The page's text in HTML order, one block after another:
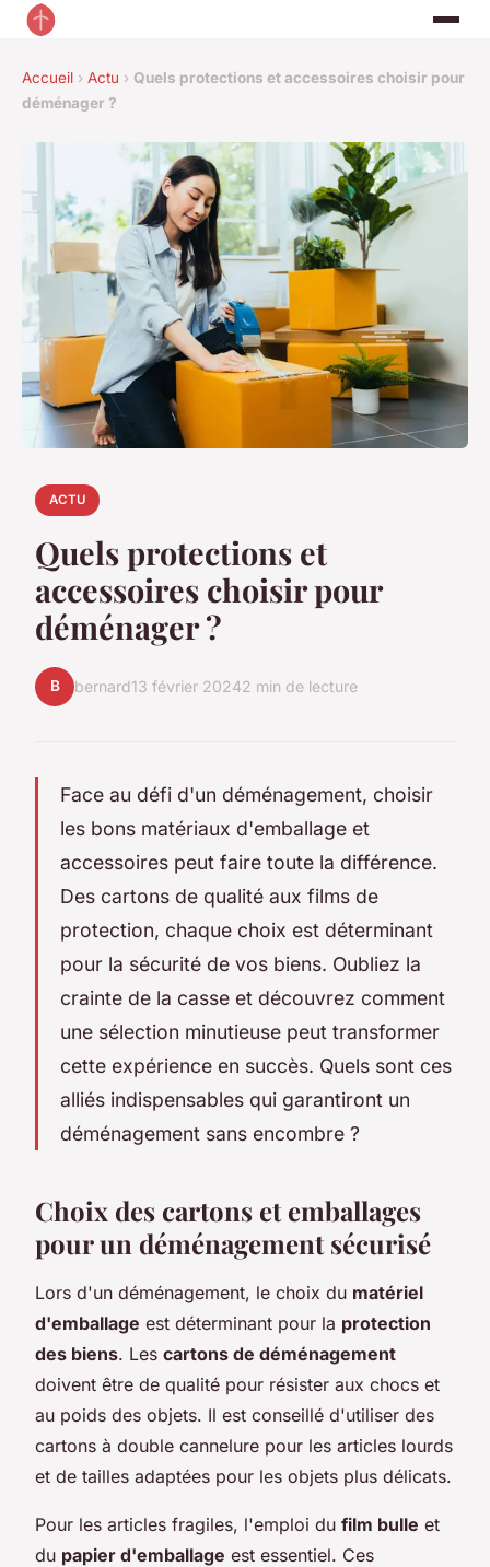
Accueil › Actu › Quels protections et accessoires choisir pour
déménager ?
ACTU
Quels protections et
accessoires choisir pour
déménager ?
B bernard13 février 20242 min de lecture
Face au défi d'un déménagement, choisir
les bons matériaux d'emballage et
accessoires peut faire toute la différence.
Des cartons de qualité aux films de
protection, chaque choix est déterminant
pour la sécurité de vos biens. Oubliez la
crainte de la casse et découvrez comment
une sélection minutieuse peut transformer
cette expérience en succès. Quels sont ces
alliés indispensables qui garantiront un
déménagement sans encombre ?
Choix des cartons et emballages
pour un déménagement sécurisé
Lors d'un déménagement, le choix du matériel
d'emballage est déterminant pour la protection
des biens. Les cartons de déménagement
doivent être de qualité pour résister aux chocs et
au poids des objets. Il est conseillé d'utiliser des
cartons à double cannelure pour les articles lourds
et de tailles adaptées pour les objets plus délicats.
Pour les articles fragiles, l'emploi du film bulle et
du papier d'emballage est essentiel. Ces